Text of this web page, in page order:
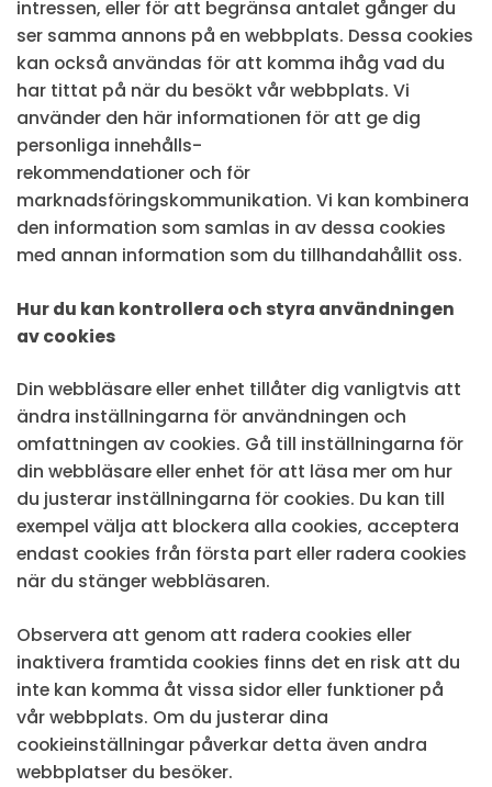
intressen, eller för att begränsa antalet gånger du
ser samma annons på en webbplats. Dessa cookies
kan också användas för att komma ihåg vad du
har tittat på när du besökt vår webbplats. Vi
använder den här informationen för att ge dig
personliga innehålls-
rekommendationer och för
marknadsföringskommunikation. Vi kan kombinera
den information som samlas in av dessa cookies
med annan information som du tillhandahållit oss.
Hur du kan kontrollera och styra användningen
av cookies
Din webbläsare eller enhet tillåter dig vanligtvis att
ändra inställningarna för användningen och
omfattningen av cookies. Gå till inställningarna för
din webbläsare eller enhet för att läsa mer om hur
du justerar inställningarna för cookies. Du kan till
exempel välja att blockera alla cookies, acceptera
endast cookies från första part eller radera cookies
när du stänger webbläsaren.
Observera att genom att radera cookies eller
inaktivera framtida cookies finns det en risk att du
inte kan komma åt vissa sidor eller funktioner på
vår webbplats. Om du justerar dina
cookieinställningar påverkar detta även andra
webbplatser du besöker.